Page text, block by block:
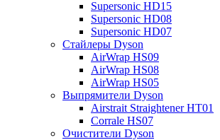
Supersonic HD15
Supersonic HD08
Supersonic HD07
Стайлеры Dyson
AirWrap HS09
AirWrap HS08
AirWrap HS05
Выпрямители Dyson
Airstrait Straightener HT01
Corrale HS07
Очистители Dyson